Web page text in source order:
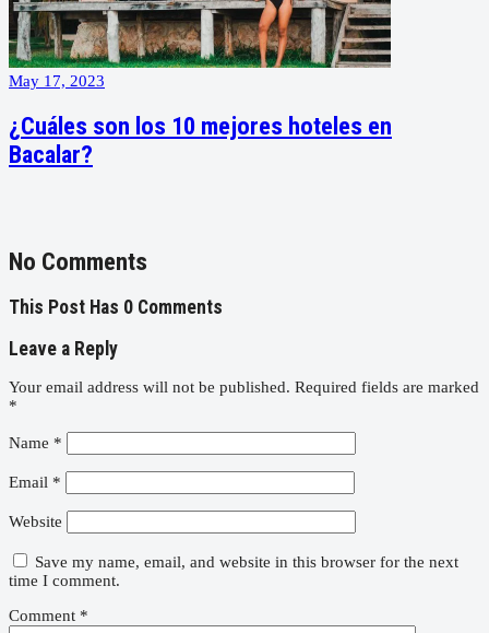
May 17, 2023
¿Cuáles son los 10 mejores hoteles en
Bacalar?
No Comments
This Post Has 0 Comments
Leave a Reply
Your email address will not be published. Required fields are marked
*
Name *
Email *
Website
Save my name, email, and website in this browser for the next
time I comment.
Comment *